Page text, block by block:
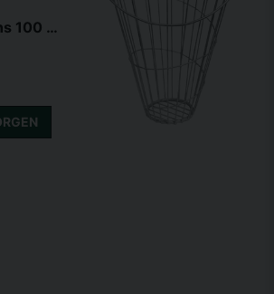
Fodertråg för Höns 100 x 10cm Galvad